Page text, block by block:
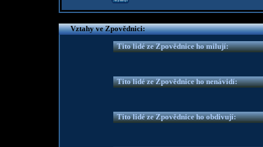
Vztahy ve Zpovědnici:
Tito lidé ze Zpovědnice ho milují:
Tito lidé ze Zpovědnice ho nenávidí:
Tito lidé ze Zpovědnice ho obdivují: